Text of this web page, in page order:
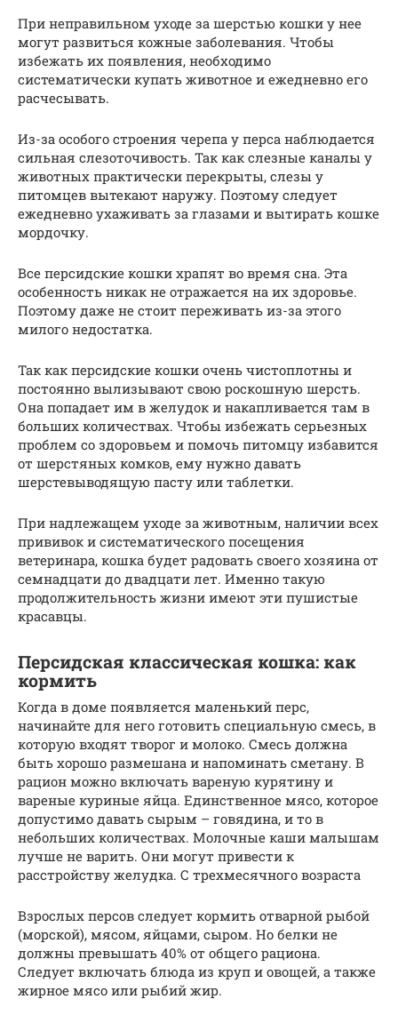
При неправильном уходе за шерстью кошки у нее
могут развиться кожные заболевания. Чтобы
избежать их появления, необходимо
систематически купать животное и ежедневно его
расчесывать.
Из-за особого строения черепа у перса наблюдается
сильная слезоточивость. Так как слезные каналы у
животных практически перекрыты, слезы у
питомцев вытекают наружу. Поэтому следует
ежедневно ухаживать за глазами и вытирать кошке
мордочку.
Все персидские кошки храпят во время сна. Эта
особенность никак не отражается на их здоровье.
Поэтому даже не стоит переживать из-за этого
милого недостатка.
Так как персидские кошки очень чистоплотны и
постоянно вылизывают свою роскошную шерсть.
Она попадает им в желудок и накапливается там в
больших количествах. Чтобы избежать серьезных
проблем со здоровьем и помочь питомцу избавится
от шерстяных комков, ему нужно давать
шерстевыводящую пасту или таблетки.
При надлежащем уходе за животным, наличии всех
прививок и систематического посещения
ветеринара, кошка будет радовать своего хозяина от
семнадцати до двадцати лет. Именно такую
продолжительность жизни имеют эти пушистые
красавцы.
Персидская классическая кошка: как
кормить
Когда в доме появляется маленький перс,
начинайте для него готовить специальную смесь, в
которую входят творог и молоко. Смесь должна
быть хорошо размешана и напоминать сметану. В
рацион можно включать вареную курятину и
вареные куриные яйца. Единственное мясо, которое
допустимо давать сырым – говядина, и то в
небольших количествах. Молочные каши малышам
лучше не варить. Они могут привести к
расстройству желудка. С трехмесячного возраста
Взрослых персов следует кормить отварной рыбой
(морской), мясом, яйцами, сыром. Но белки не
должны превышать 40% от общего рациона.
Следует включать блюда из круп и овощей, а также
жирное мясо или рыбий жир.